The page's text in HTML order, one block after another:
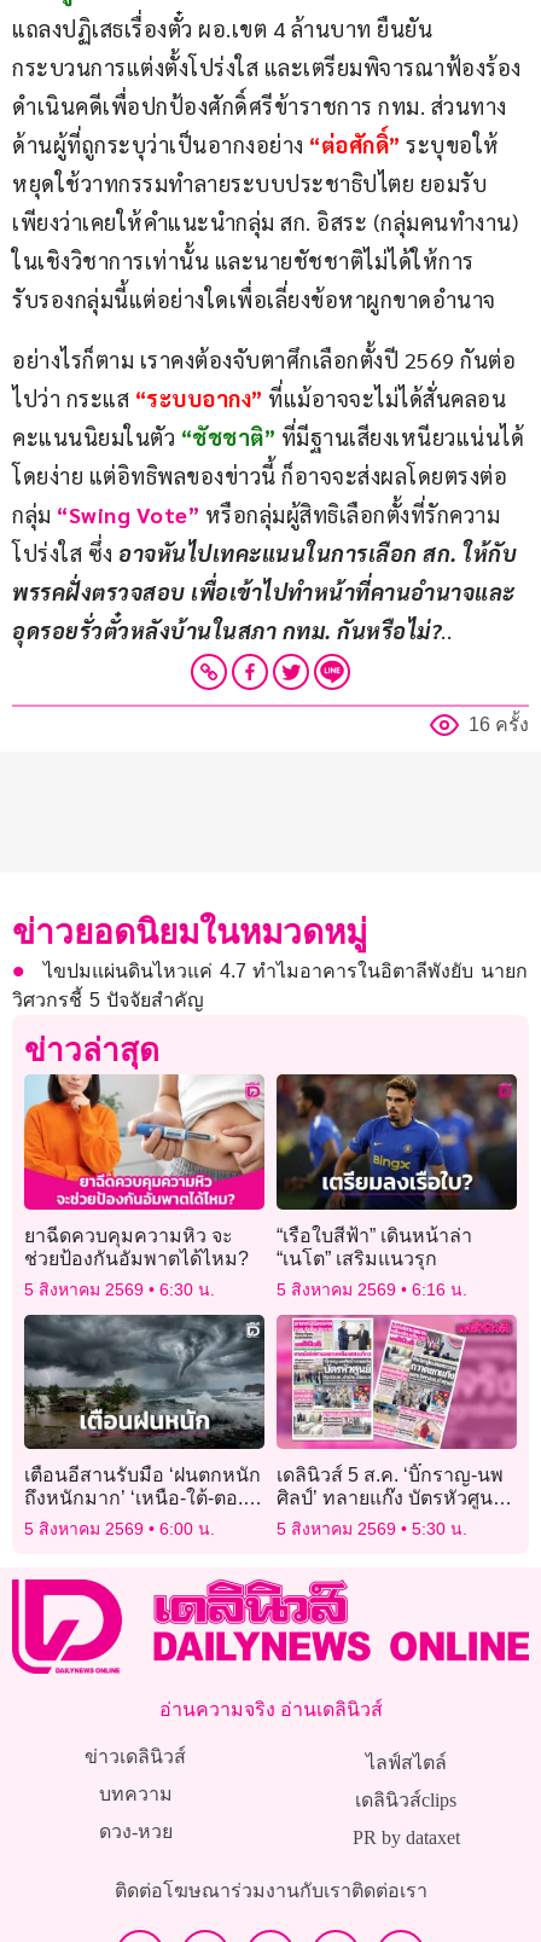
แถลงปฏิเสธเรื่องตั๋ว ผอ.เขต 4 ล้านบาท ยืนยัน
กระบวนการแต่งตั้งโปร่งใส และเตรียมพิจารณาฟ้องร้อง
ดำเนินคดีเพื่อปกป้องศักดิ์ศรีข้าราชการ กทม. ส่วนทาง
ด้านผู้ที่ถูกระบุว่าเป็นอากงอย่าง “ต่อศักดิ์” ระบุขอให้
หยุดใช้วาทกรรมทำลายระบบประชาธิปไตย ยอมรับ
เพียงว่าเคยให้คำแนะนำกลุ่ม สก. อิสระ (กลุ่มคนทำงาน)
ในเชิงวิชาการเท่านั้น และนายชัชชาติไม่ได้ให้การ
รับรองกลุ่มนี้แต่อย่างใดเพื่อเลี่ยงข้อหาผูกขาดอำนาจ
อย่างไรก็ตาม เราคงต้องจับตาศึกเลือกตั้งปี 2569 กันต่อ
ไปว่า กระแส “ระบบอากง” ที่แม้อาจจะไม่ได้สั่นคลอน
คะแนนนิยมในตัว “ชัชชาติ” ที่มีฐานเสียงเหนียวแน่นได้
โดยง่าย แต่อิทธิพลของข่าวนี้ ก็อาจจะส่งผลโดยตรงต่อ
กลุ่ม “Swing Vote” หรือกลุ่มผู้สิทธิเลือกตั้งที่รักความ
โปร่งใส ซึ่ง อาจหันไปเทคะแนนในการเลือก สก. ให้กับ
พรรคฝั่งตรวจสอบ เพื่อเข้าไปทำหน้าที่คานอำนาจและ
อุดรอยรั่วตั๋วหลังบ้านในสภา กทม. กันหรือไม่?..
16 ครั้ง
ข่าวยอดนิยมในหมวดหมู่
ไขปมแผ่นดินไหวแค่ 4.7 ทำไมอาคารในอิตาลีพังยับ นายก
วิศวกรชี้ 5 ปัจจัยสำคัญ
ข่าวล่าสุด
ยาฉีดควบคุมความหิว จะ
ช่วยป้องกันอัมพาตได้ไหม?
5 สิงหาคม 2569 6:30 น.
“เรือใบสีฟ้า” เดินหน้าล่า
“เนโต” เสริมแนวรุก
5 สิงหาคม 2569 6:16 น.
เตือนอีสานรับมือ ‘ฝนตกหนัก
ถึงหนักมาก’ ‘เหนือ-ใต้-ตอ.’
ตกหนักสะสม
5 สิงหาคม 2569 6:00 น.
เดลินิวส์ 5 ส.ค. ‘บิ๊กราญ-นพ
ศิลป์’ ทลายแก๊ง บัตรหัวศูนย์
จับ 17 จนท.-เจ้าบ้าน-เมียนมา
5 สิงหาคม 2569 5:30 น.
อ่านความจริง อ่านเดลินิวส์
ข่าวเดลินิวส์
บทความ
ดวง-หวย
ไลฟ์สไตล์
เดลินิวส์clips
PR by dataxet
ติดต่อโฆษณาร่วมงานกับเราติดต่อเรา